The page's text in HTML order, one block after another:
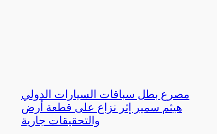
مصرع بطل سباقات السيارات الدولي
هيثم سمير إثر نزاع على قطعة أرض
والتحقيقات جارية